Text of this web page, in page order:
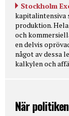
Stockholm
kapitalintensiva
produktion.
och
en delvis
något av dessa
kalkylen och
När